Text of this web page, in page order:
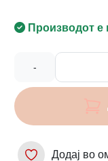
Производот е
-
Додај во